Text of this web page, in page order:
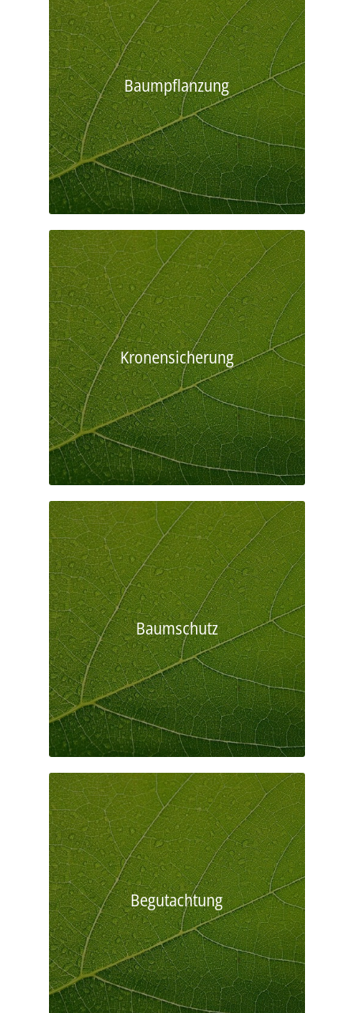
Baumpflanzung
Kronensicherung
Baumschutz
Begutachtung